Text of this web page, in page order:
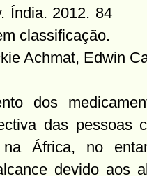
Índia. 2012. 84
classificação.
Achmat, Edwin
dos
das
África, no
devido aos